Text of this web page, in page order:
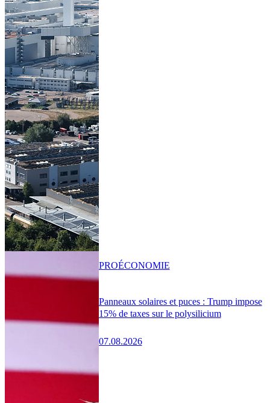
Panneaux solaires et puces : Trump impose
15% de taxes sur le polysilicium
07.08.2026
PROÉCONOMIE